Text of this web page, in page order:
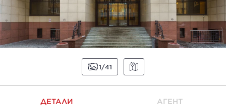
1 41
ДЕТАЛИ АГЕНТ